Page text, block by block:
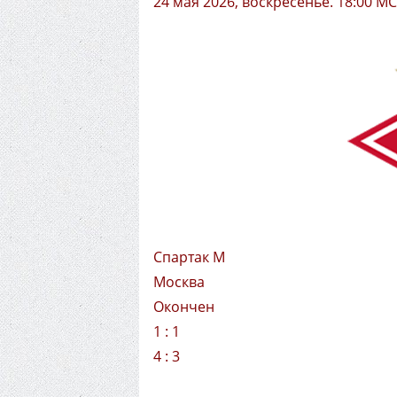
Спартак М
Москва
Окончен
1 : 1
4 : 3